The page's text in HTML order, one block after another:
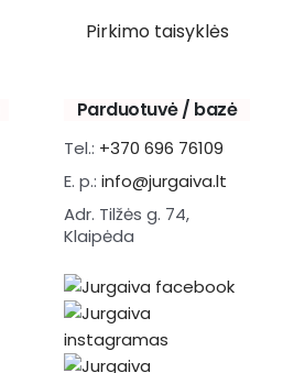
Pirkimo taisyklės
Parduotuvė / bazė
Tel.: +370 696 76109
E. p.: info@jurgaiva.lt
Adr. Tilžės g. 74,
Klaipėda